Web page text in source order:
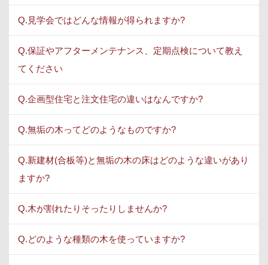
Q.見学会ではどんな情報が得られますか?
Q.保証やアフターメンテナンス、定期点検について教え
てください
Q.企画型住宅と注文住宅の違いはなんですか?
Q.無垢の木ってどのようなものですか?
Q.新建材(合板等)と無垢の木の床はどのような違いがあり
ますか?
Q.木が割れたりそったりしませんか?
Q.どのような種類の木を使っていますか?